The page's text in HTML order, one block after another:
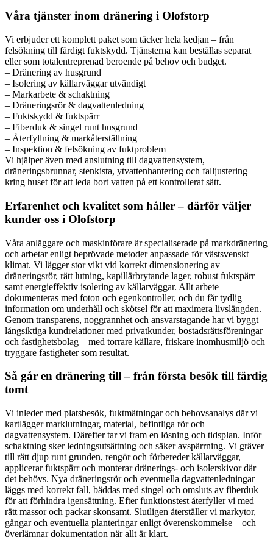
Våra tjänster inom dränering i Olofstorp
Vi erbjuder ett komplett paket som täcker hela kedjan – från
felsökning till färdigt fuktskydd. Tjänsterna kan beställas separat
eller som totalentreprenad beroende på behov och budget.
– Dränering av husgrund
– Isolering av källarväggar utvändigt
– Markarbete & schaktning
– Dräneringsrör & dagvattenledning
– Fuktskydd & fuktspärr
– Fiberduk & singel runt husgrund
– Återfyllning & markåterställning
– Inspektion & felsökning av fuktproblem
Vi hjälper även med anslutning till dagvattensystem,
dräneringsbrunnar, stenkista, ytvattenhantering och falljustering
kring huset för att leda bort vatten på ett kontrollerat sätt.
Erfarenhet och kvalitet som håller – därför väljer
kunder oss i Olofstorp
Våra anläggare och maskinförare är specialiserade på markdränering
och arbetar enligt beprövade metoder anpassade för västsvenskt
klimat. Vi lägger stor vikt vid korrekt dimensionering av
dräneringsrör, rätt lutning, kapillärbrytande lager, robust fuktspärr
samt energieffektiv isolering av källarväggar. Allt arbete
dokumenteras med foton och egenkontroller, och du får tydlig
information om underhåll och skötsel för att maximera livslängden.
Genom transparens, noggrannhet och ansvarstagande har vi byggt
långsiktiga kundrelationer med privatkunder, bostadsrättsföreningar
och fastighetsbolag – med torrare källare, friskare inomhusmiljö och
tryggare fastigheter som resultat.
Så går en dränering till – från första besök till färdig
tomt
Vi inleder med platsbesök, fuktmätningar och behovsanalys där vi
kartlägger marklutningar, material, befintliga rör och
dagvattensystem. Därefter tar vi fram en lösning och tidsplan. Inför
schaktning sker ledningsutsättning och säker avspärrning. Vi gräver
till rätt djup runt grunden, rengör och förbereder källarväggar,
applicerar fuktspärr och monterar dränerings- och isolerskivor där
det behövs. Nya dräneringsrör och eventuella dagvattenledningar
läggs med korrekt fall, bäddas med singel och omsluts av fiberduk
för att förhindra igensättning. Efter funktionstest återfyller vi med
rätt massor och packar skonsamt. Slutligen återställer vi markytor,
gångar och eventuella planteringar enligt överenskommelse – och
överlämnar dokumentation när allt är klart.